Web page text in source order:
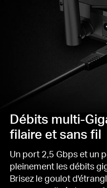
Débits multi-
filaire et sans fil
Un port 2,5 Gbps et un
pleinement les débits
Brisez le goulot